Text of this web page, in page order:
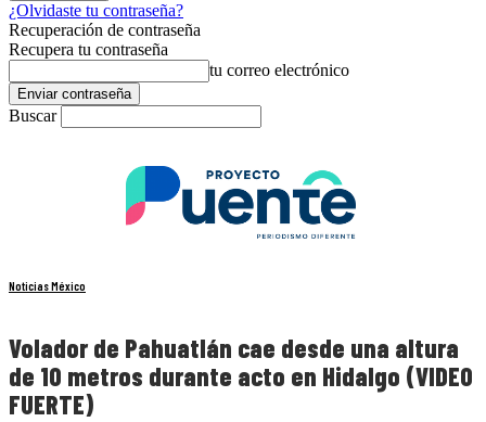
¿Olvidaste tu contraseña?
Recuperación de contraseña
Recupera tu contraseña
tu correo electrónico
Buscar
Noticias México
Volador de Pahuatlán cae desde una altura
de 10 metros durante acto en Hidalgo (VIDEO
FUERTE)